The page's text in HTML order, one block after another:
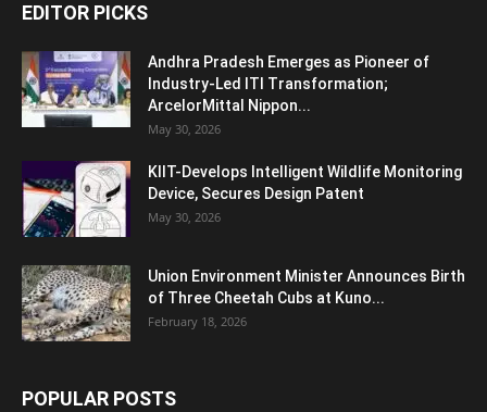
EDITOR PICKS
Andhra Pradesh Emerges as Pioneer of
Industry-Led ITI Transformation;
ArcelorMittal Nippon...
May 30, 2026
KIIT-Develops Intelligent Wildlife Monitoring
Device, Secures Design Patent
May 30, 2026
Union Environment Minister Announces Birth
of Three Cheetah Cubs at Kuno...
February 18, 2026
POPULAR POSTS